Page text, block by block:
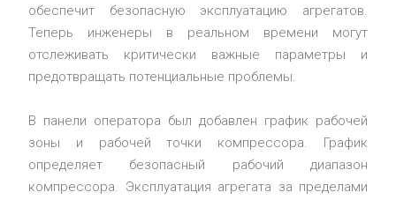
обеспечит безопасную эксплуатацию агрегатов.
Теперь инженеры в реальном времени могут
отслеживать критически важные параметры и
предотвращать потенциальные проблемы.
В панели оператора был добавлен график рабочей
зоны и рабочей точки компрессора. График
определяет безопасный рабочий диапазон
компрессора. Эксплуатация агрегата за пределами